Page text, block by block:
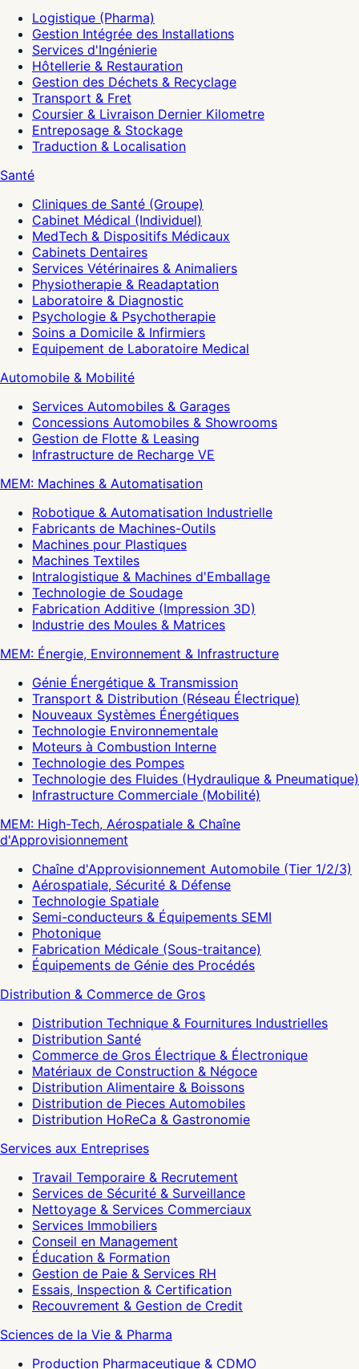
Logistique (Pharma)
Gestion Intégrée des Installations
Services d'Ingénierie
Hôtellerie & Restauration
Gestion des Déchets & Recyclage
Transport & Fret
Coursier & Livraison Dernier Kilometre
Entreposage & Stockage
Traduction & Localisation
Santé
Cliniques de Santé (Groupe)
Cabinet Médical (Individuel)
MedTech & Dispositifs Médicaux
Cabinets Dentaires
Services Vétérinaires & Animaliers
Physiotherapie & Readaptation
Laboratoire & Diagnostic
Psychologie & Psychotherapie
Soins a Domicile & Infirmiers
Equipement de Laboratoire Medical
Automobile & Mobilité
Services Automobiles & Garages
Concessions Automobiles & Showrooms
Gestion de Flotte & Leasing
Infrastructure de Recharge VE
MEM: Machines & Automatisation
Robotique & Automatisation Industrielle
Fabricants de Machines-Outils
Machines pour Plastiques
Machines Textiles
Intralogistique & Machines d'Emballage
Technologie de Soudage
Fabrication Additive (Impression 3D)
Industrie des Moules & Matrices
MEM: Énergie, Environnement & Infrastructure
Génie Énergétique & Transmission
Transport & Distribution (Réseau Électrique)
Nouveaux Systèmes Énergétiques
Technologie Environnementale
Moteurs à Combustion Interne
Technologie des Pompes
Technologie des Fluides (Hydraulique & Pneumatique)
Infrastructure Commerciale (Mobilité)
MEM: High-Tech, Aérospatiale & Chaîne
d'Approvisionnement
Chaîne d'Approvisionnement Automobile (Tier 1/2/3)
Aérospatiale, Sécurité & Défense
Technologie Spatiale
Semi-conducteurs & Équipements SEMI
Photonique
Fabrication Médicale (Sous-traitance)
Équipements de Génie des Procédés
Distribution & Commerce de Gros
Distribution Technique & Fournitures Industrielles
Distribution Santé
Commerce de Gros Électrique & Électronique
Matériaux de Construction & Négoce
Distribution Alimentaire & Boissons
Distribution de Pieces Automobiles
Distribution HoReCa & Gastronomie
Services aux Entreprises
Travail Temporaire & Recrutement
Services de Sécurité & Surveillance
Nettoyage & Services Commerciaux
Services Immobiliers
Conseil en Management
Éducation & Formation
Gestion de Paie & Services RH
Essais, Inspection & Certification
Recouvrement & Gestion de Credit
Sciences de la Vie & Pharma
Production Pharmaceutique & CDMO